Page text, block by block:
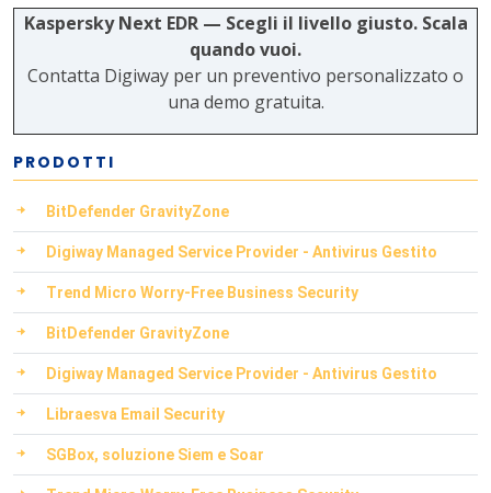
Kaspersky Next EDR — Scegli il livello giusto. Scala
quando vuoi.
Contatta Digiway per un preventivo personalizzato o
una demo gratuita.
PRODOTTI
BitDefender GravityZone
Digiway Managed Service Provider - Antivirus Gestito
Trend Micro Worry-Free Business Security
BitDefender GravityZone
Digiway Managed Service Provider - Antivirus Gestito
Libraesva Email Security
SGBox, soluzione Siem e Soar